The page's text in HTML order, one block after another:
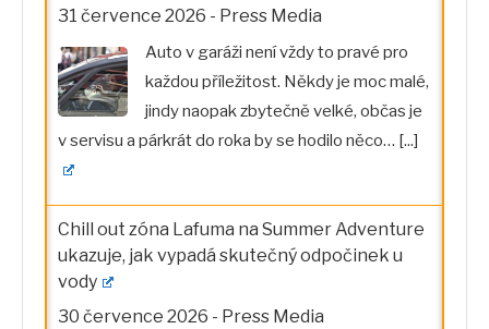
31 července 2026 - Press Media
Auto v garáži není vždy to pravé pro
každou příležitost. Někdy je moc malé,
jindy naopak zbytečně velké, občas je
v servisu a párkrát do roka by se hodilo něco… [...]
Chill out zóna Lafuma na Summer Adventure
ukazuje, jak vypadá skutečný odpočinek u
vody
30 července 2026 - Press Media